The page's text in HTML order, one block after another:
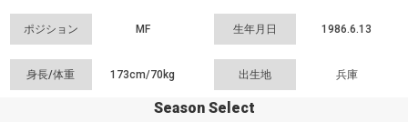
ポジション MF 生年月日 1986.6.13
身長/体重 173cm/70kg 出生地 兵庫
Season Select